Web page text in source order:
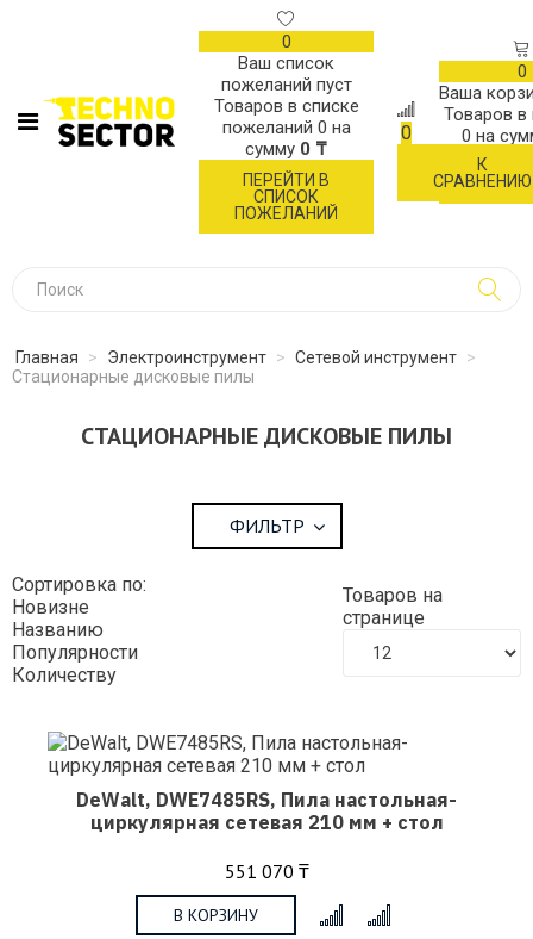
0
Ваш список
пожеланий пуст
Товаров в списке
пожеланий 0 на
сумму 0 ₸
ПЕРЕЙТИ В
СПИСОК
ПОЖЕЛАНИЙ
0
К
СРАВНЕНИЮ
0
Ваша
Товаров в
0 на
Главная > Электроинструмент > Сетевой инструмент >
Стационарные дисковые пилы
СТАЦИОНАРНЫЕ ДИСКОВЫЕ ПИЛЫ
ФИЛЬТР
Сортировка по:
Новизне
Названию
Популярности
Количеству
Товаров на
странице
DeWalt, DWE7485RS, Пила настольная-
циркулярная сетевая 210 мм + стол
551 070 ₸
В КОРЗИНУ